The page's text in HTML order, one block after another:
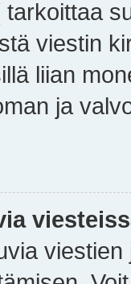
viestin
liian
ja